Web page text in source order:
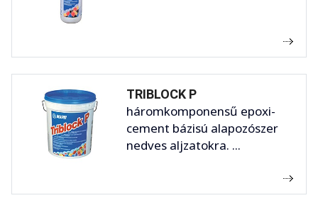
TRIBLOCK P
háromkomponensű epoxi-
cement bázisú alapozószer
nedves aljzatokra. ...